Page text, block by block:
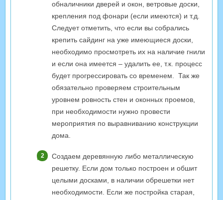
обналичники дверей и окон, ветровые доски,
крепления под фонари (если имеются) и т.д.
Следует отметить, что если вы собрались
крепить сайдинг на уже имеющиеся доски,
необходимо просмотреть их на наличие гнили
и если она имеется – удалить ее, т.к. процесс
будет прогрессировать со временем. Так же
обязательно проверяем строительным
уровнем ровность стен и оконных проемов,
при необходимости нужно провести
мероприятия по выравниванию конструкции
дома.
Создаем деревянную либо металлическую
решетку. Если дом только построен и обшит
целыми досками, в наличии обрешетки нет
необходимости. Если же постройка старая,